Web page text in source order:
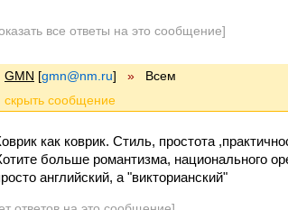
все ответы на это сообщение]
GMN [gmn@nm.ru] » Всем
как коврик. Стиль, простота
больше романтизма, национального
английский, а "викторианский"